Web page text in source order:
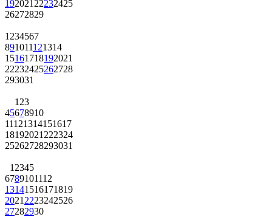
192021 22232425
26272829
1 234567
891011121314
15161718192021
22232425262728
293031
1 23
45678910
11121314151617
18192021 222324
25262728293031
1 2345
6789101112
13141516171819
2021 2223242526
27282930